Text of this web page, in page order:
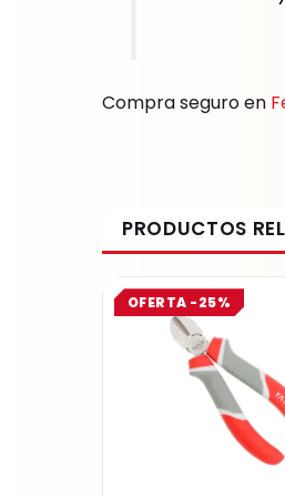
Compra seguro en
OFERTA -25% price
$
price
$